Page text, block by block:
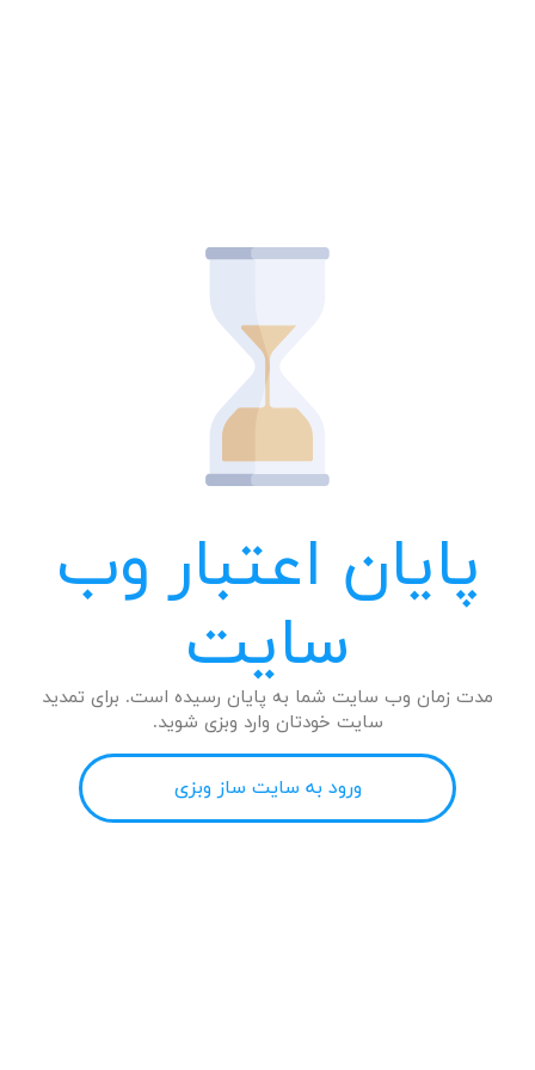
پایان اعتبار وب
سایت
مدت زمان وب سایت شما به پایان رسیده است. برای تمدید
سایت خودتان وارد وبزی شوید.
ورود به سایت ساز وبزی